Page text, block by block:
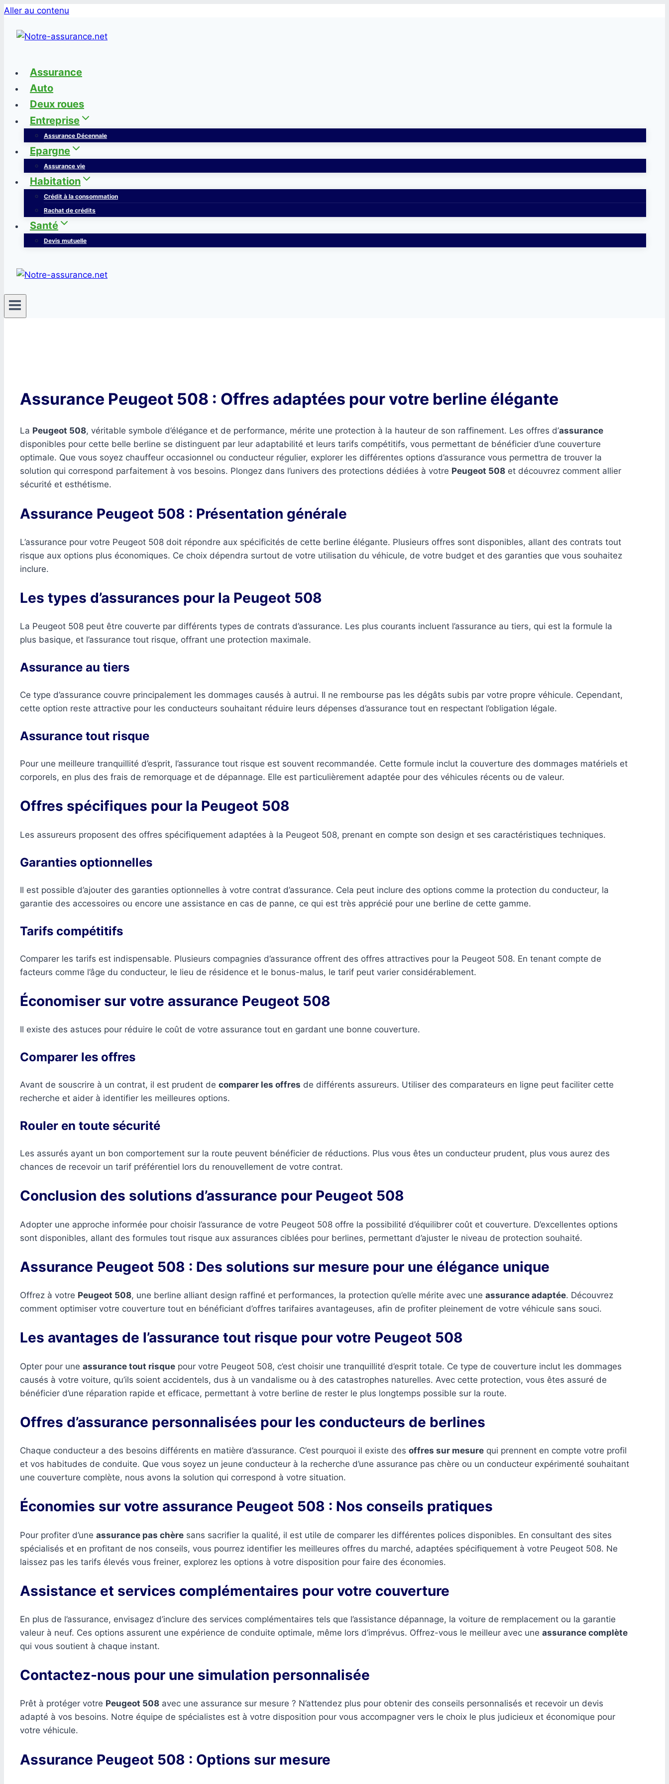
Aller au contenu
Assurance
Auto
Deux roues
Entreprise
Assurance Décennale
Epargne
Assurance vie
Habitation
Crédit à la consommation
Rachat de crédits
Santé
Devis mutuelle
Assurance Peugeot 508 : Offres adaptées pour votre berline élégante
La Peugeot 508, véritable symbole d’élégance et de performance, mérite une protection à la hauteur de son raffinement. Les offres d’assurance
disponibles pour cette belle berline se distinguent par leur adaptabilité et leurs tarifs compétitifs, vous permettant de bénéficier d’une couverture
optimale. Que vous soyez chauffeur occasionnel ou conducteur régulier, explorer les différentes options d’assurance vous permettra de trouver la
solution qui correspond parfaitement à vos besoins. Plongez dans l’univers des protections dédiées à votre Peugeot 508 et découvrez comment allier
sécurité et esthétisme.
Assurance Peugeot 508 : Présentation générale
L’assurance pour votre Peugeot 508 doit répondre aux spécificités de cette berline élégante. Plusieurs offres sont disponibles, allant des contrats tout
risque aux options plus économiques. Ce choix dépendra surtout de votre utilisation du véhicule, de votre budget et des garanties que vous souhaitez
inclure.
Les types d’assurances pour la Peugeot 508
La Peugeot 508 peut être couverte par différents types de contrats d’assurance. Les plus courants incluent l’assurance au tiers, qui est la formule la
plus basique, et l’assurance tout risque, offrant une protection maximale.
Assurance au tiers
Ce type d’assurance couvre principalement les dommages causés à autrui. Il ne rembourse pas les dégâts subis par votre propre véhicule. Cependant,
cette option reste attractive pour les conducteurs souhaitant réduire leurs dépenses d’assurance tout en respectant l’obligation légale.
Assurance tout risque
Pour une meilleure tranquillité d’esprit, l’assurance tout risque est souvent recommandée. Cette formule inclut la couverture des dommages matériels et
corporels, en plus des frais de remorquage et de dépannage. Elle est particulièrement adaptée pour des véhicules récents ou de valeur.
Offres spécifiques pour la Peugeot 508
Les assureurs proposent des offres spécifiquement adaptées à la Peugeot 508, prenant en compte son design et ses caractéristiques techniques.
Garanties optionnelles
Il est possible d’ajouter des garanties optionnelles à votre contrat d’assurance. Cela peut inclure des options comme la protection du conducteur, la
garantie des accessoires ou encore une assistance en cas de panne, ce qui est très apprécié pour une berline de cette gamme.
Tarifs compétitifs
Comparer les tarifs est indispensable. Plusieurs compagnies d’assurance offrent des offres attractives pour la Peugeot 508. En tenant compte de
facteurs comme l’âge du conducteur, le lieu de résidence et le bonus-malus, le tarif peut varier considérablement.
Économiser sur votre assurance Peugeot 508
Il existe des astuces pour réduire le coût de votre assurance tout en gardant une bonne couverture.
Comparer les offres
Avant de souscrire à un contrat, il est prudent de comparer les offres de différents assureurs. Utiliser des comparateurs en ligne peut faciliter cette
recherche et aider à identifier les meilleures options.
Rouler en toute sécurité
Les assurés ayant un bon comportement sur la route peuvent bénéficier de réductions. Plus vous êtes un conducteur prudent, plus vous aurez des
chances de recevoir un tarif préférentiel lors du renouvellement de votre contrat.
Conclusion des solutions d’assurance pour Peugeot 508
Adopter une approche informée pour choisir l’assurance de votre Peugeot 508 offre la possibilité d’équilibrer coût et couverture. D’excellentes options
sont disponibles, allant des formules tout risque aux assurances ciblées pour berlines, permettant d’ajuster le niveau de protection souhaité.
Assurance Peugeot 508 : Des solutions sur mesure pour une élégance unique
Offrez à votre Peugeot 508, une berline alliant design raffiné et performances, la protection qu’elle mérite avec une assurance adaptée. Découvrez
comment optimiser votre couverture tout en bénéficiant d’offres tarifaires avantageuses, afin de profiter pleinement de votre véhicule sans souci.
Les avantages de l’assurance tout risque pour votre Peugeot 508
Opter pour une assurance tout risque pour votre Peugeot 508, c’est choisir une tranquillité d’esprit totale. Ce type de couverture inclut les dommages
causés à votre voiture, qu’ils soient accidentels, dus à un vandalisme ou à des catastrophes naturelles. Avec cette protection, vous êtes assuré de
bénéficier d’une réparation rapide et efficace, permettant à votre berline de rester le plus longtemps possible sur la route.
Offres d’assurance personnalisées pour les conducteurs de berlines
Chaque conducteur a des besoins différents en matière d’assurance. C’est pourquoi il existe des offres sur mesure qui prennent en compte votre profil
et vos habitudes de conduite. Que vous soyez un jeune conducteur à la recherche d’une assurance pas chère ou un conducteur expérimenté souhaitant
une couverture complète, nous avons la solution qui correspond à votre situation.
Économies sur votre assurance Peugeot 508 : Nos conseils pratiques
Pour profiter d’une assurance pas chère sans sacrifier la qualité, il est utile de comparer les différentes polices disponibles. En consultant des sites
spécialisés et en profitant de nos conseils, vous pourrez identifier les meilleures offres du marché, adaptées spécifiquement à votre Peugeot 508. Ne
laissez pas les tarifs élevés vous freiner, explorez les options à votre disposition pour faire des économies.
Assistance et services complémentaires pour votre couverture
En plus de l’assurance, envisagez d’inclure des services complémentaires tels que l’assistance dépannage, la voiture de remplacement ou la garantie
valeur à neuf. Ces options assurent une expérience de conduite optimale, même lors d’imprévus. Offrez-vous le meilleur avec une assurance complète
qui vous soutient à chaque instant.
Contactez-nous pour une simulation personnalisée
Prêt à protéger votre Peugeot 508 avec une assurance sur mesure ? N’attendez plus pour obtenir des conseils personnalisés et recevoir un devis
adapté à vos besoins. Notre équipe de spécialistes est à votre disposition pour vous accompagner vers le choix le plus judicieux et économique pour
votre véhicule.
Assurance Peugeot 508 : Options sur mesure